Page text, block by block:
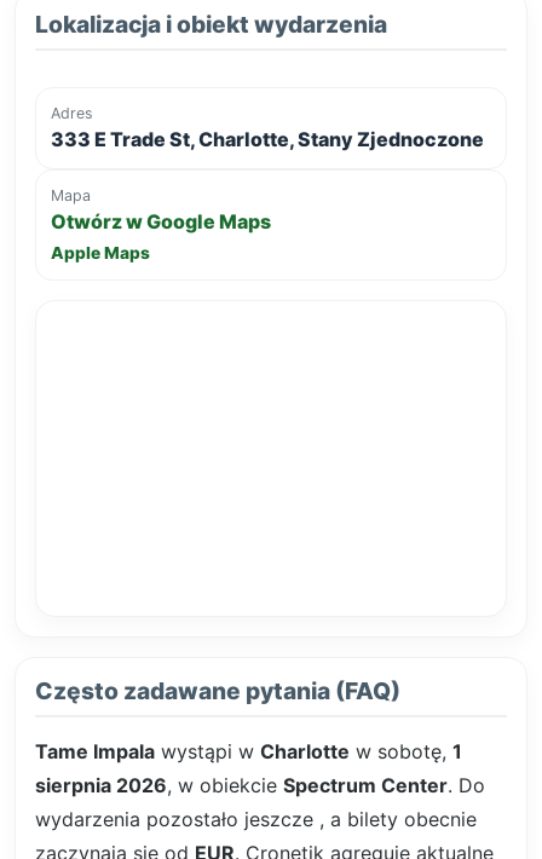
Lokalizacja i obiekt wydarzenia
Adres
333 E Trade St, Charlotte, Stany Zjednoczone
Mapa
Otwórz w Google Maps
Apple Maps
Często zadawane pytania (FAQ)
Tame Impala wystąpi w Charlotte w sobotę, 1
sierpnia 2026, w obiekcie Spectrum Center. Do
wydarzenia pozostało jeszcze , a bilety obecnie
zaczynają się od EUR. Cronetik agreguje aktualne